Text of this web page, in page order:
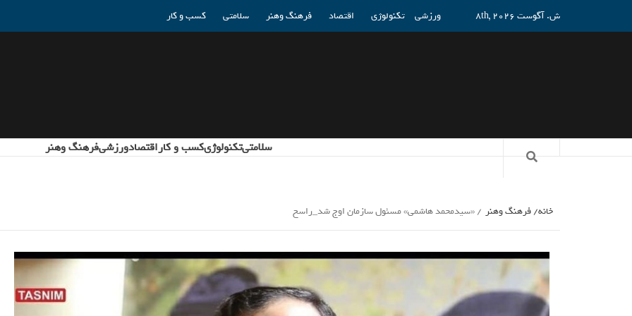
ش. آگوست 8th, 2026 ورزشی تکنولوژی اقتصاد فرهنگ وهنر سلامتی کسب و کار
سلامتیتکنولوژیکسب و کاراقتصادورزشیفرهنگ وهنر
خانه فرهنگ وهنر «سیدمحمد هاشمی» مسئول سازمان اوج شد_راسخ